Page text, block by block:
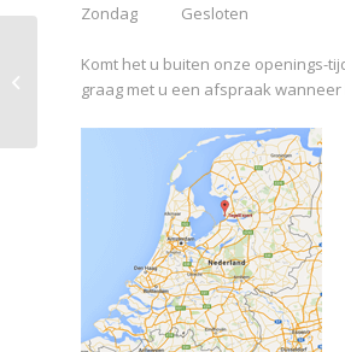
Zondag
Gesloten
Komt het u buiten onze openings-
graag met u een afspraak wanneer
Aparici Glaciar Gold